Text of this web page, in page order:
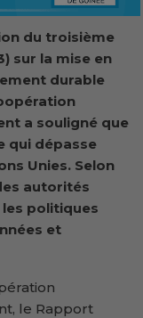
du troisième
sur la mise en
durable
a souligné que
qui dépasse
Unies. Selon
autorités
politiques
et
le Rapport